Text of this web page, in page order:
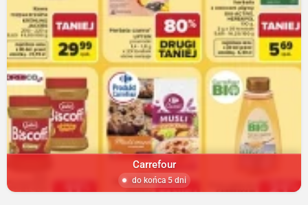
Carrefour
do końca 5 dni